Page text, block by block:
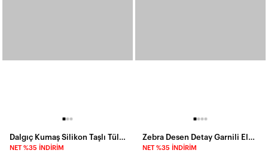
NET %35 İNDIRIM NET %35 İNDIRIM